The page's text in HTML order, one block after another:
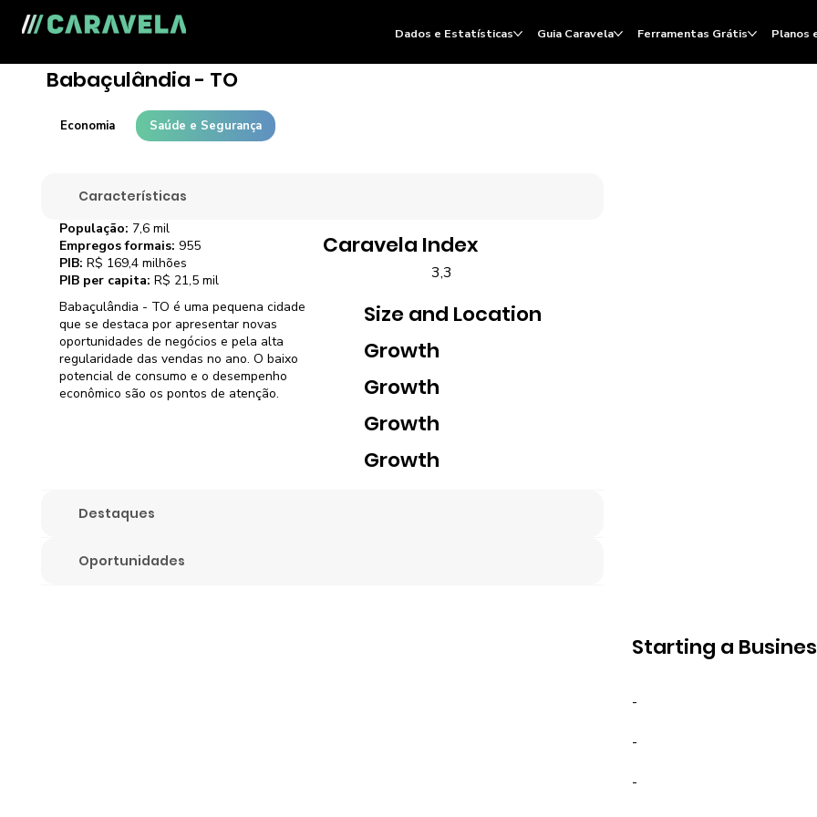
Características
Babaçulândia - TO é uma pequena cidade
que se destaca por apresentar novas
oportunidades de negócios e pela alta
regularidade das vendas no ano. O baixo
potencial de consumo e o desempenho
econômico são os pontos de atenção.
Caravela Index
3,3
Size and Location
Growth
Growth
Growth
Growth
População: 7,6 mil
Empregos formais: 955
PIB: R$ 169,4 milhões
PIB per capita: R$ 21,5 mil
Destaques
Oportunidades
Starting a
-
-
-
Economia Saúde e Segurança
Babaçulândia - TO
Dados e Estatísticas Guia Caravela Ferramentas Grátis Planos